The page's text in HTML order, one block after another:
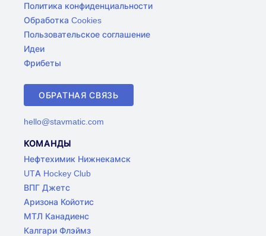
Политика конфиденциальности
Обработка Cookies
Пользовательское соглашение
Идеи
Фрибеты
ОБРАТНАЯ СВЯЗЬ
hello@stavmatic.com
КОМАНДЫ
Нефтехимик Нижнекамск
UTA Hockey Club
ВПГ Джетс
Аризона Койотис
МТЛ Канадиенс
Калгари Флэймз